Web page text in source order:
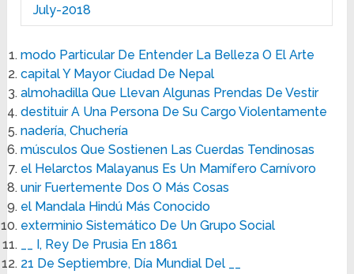
July-2018
modo Particular De Entender La Belleza O El Arte
capital Y Mayor Ciudad De Nepal
almohadilla Que Llevan Algunas Prendas De Vestir
destituir A Una Persona De Su Cargo Violentamente
nadería, Chuchería
músculos Que Sostienen Las Cuerdas Tendinosas
el Helarctos Malayanus Es Un Mamífero Carnívoro
unir Fuertemente Dos O Más Cosas
el Mandala Hindú Más Conocido
exterminio Sistemático De Un Grupo Social
__ I, Rey De Prusia En 1861
21 De Septiembre, Día Mundial Del __